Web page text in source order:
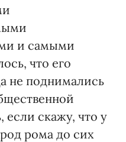
и самыми
что его
не поднимались
скажу, что у
рома до сих